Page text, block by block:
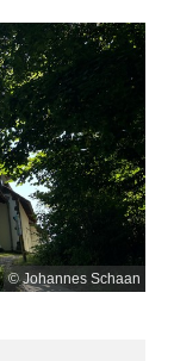
© Johannes Schaan